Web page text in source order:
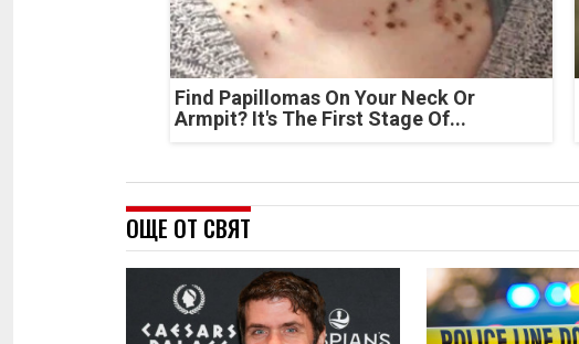
Find Papillomas On Your Neck Or
Armpit? It's The First Stage Of...
ОЩЕ ОТ СВЯТ